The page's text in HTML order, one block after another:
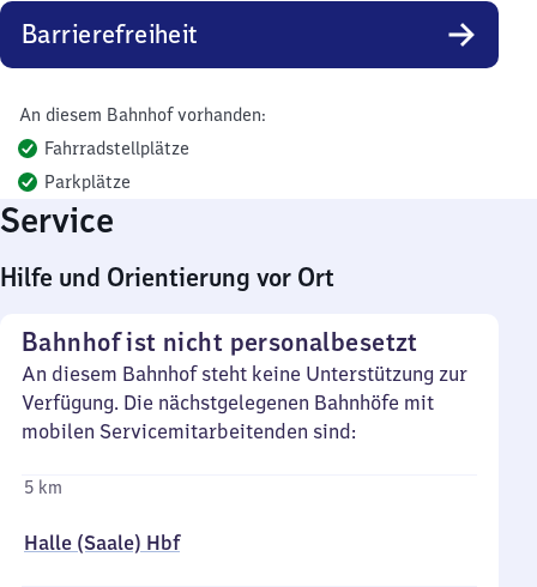
Barrierefreiheit
An diesem Bahnhof vorhanden:
Fahrradstellplätze
Parkplätze
Service
Hilfe und Orientierung vor Ort
Bahnhof ist nicht personalbesetzt
An diesem Bahnhof steht keine Unterstützung zur
Verfügung. Die nächstgelegenen Bahnhöfe mit
mobilen Servicemitarbeitenden sind:
5 km
Halle (Saale) Hbf